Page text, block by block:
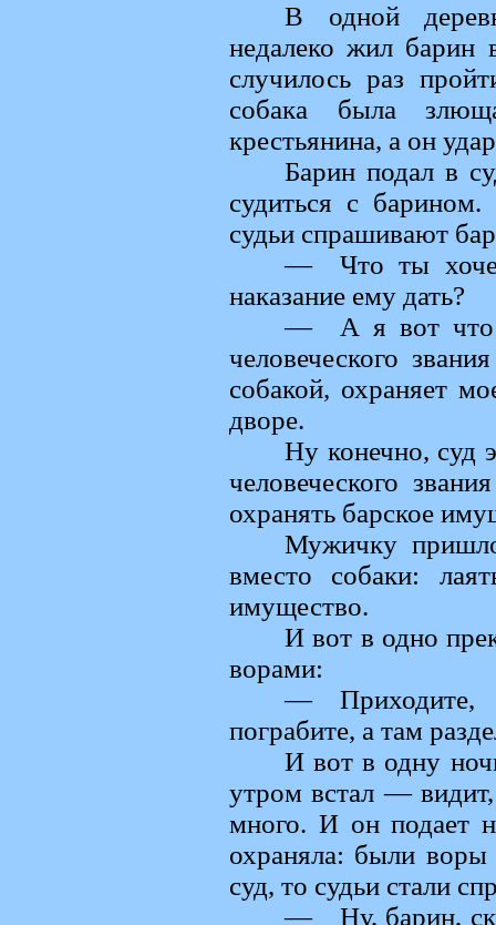
В одной
недалеко жил барин
случилось раз
собака была
крестьянина, а он
Барин подал в
судиться с
судьи спрашивают
— Что ты
наказание ему дать?
— А я вот что
человеческого
собакой, охраняет
дворе.
Ну конечно, суд
человеческого
охранять барское
Мужичку
вместо собаки:
имущество.
И вот в одно
ворами:
—
пограбите, а там
И вот в одну
утром встал —
много. И он подает
охраняла: были
суд, то судьи стали
— Ну, барин,